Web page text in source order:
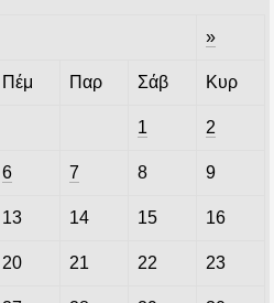
»
Πέμ Παρ Σάβ Κυρ
1 2
6 7 8 9
13 14 15 16
20 21 22 23